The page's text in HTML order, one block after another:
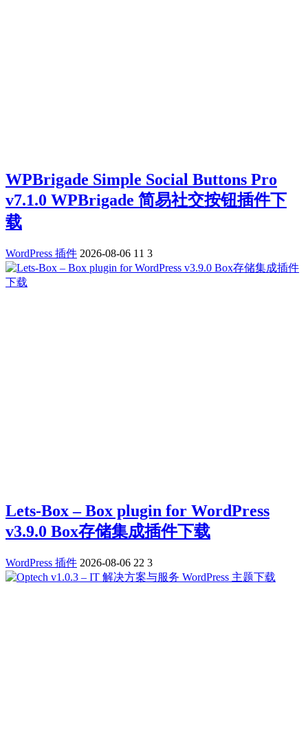
WPBrigade Simple Social Buttons Pro
v7.1.0 WPBrigade 简易社交按钮插件下
载
WordPress 插件 2026-08-06 11 3
Lets-Box – Box plugin for WordPress
v3.9.0 Box存储集成插件下载
WordPress 插件 2026-08-06 22 3